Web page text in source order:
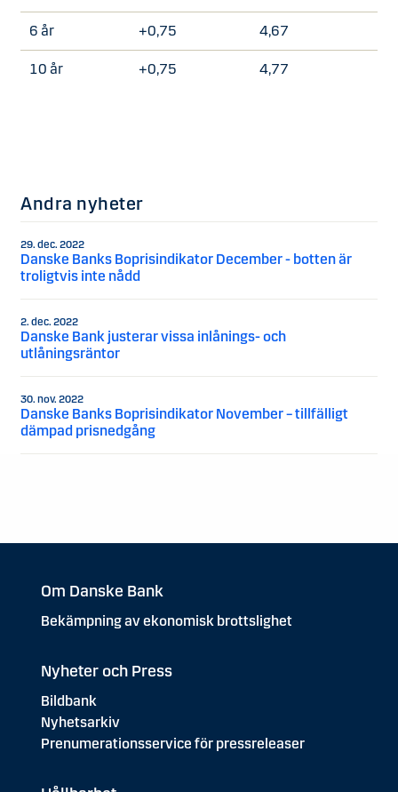
6 år +0,75 4,67
10 år +0,75 4,77
Andra nyheter
29. dec. 2022
Danske Banks Boprisindikator December - botten är
troligtvis inte nådd
2. dec. 2022
Danske Bank justerar vissa inlånings- och
utlåningsräntor
30. nov. 2022
Danske Banks Boprisindikator November – tillfälligt
dämpad prisnedgång
Om Danske Bank
Bekämpning av ekonomisk brottslighet
Nyheter och Press
Bildbank
Nyhetsarkiv
Prenumerationsservice för pressreleaser